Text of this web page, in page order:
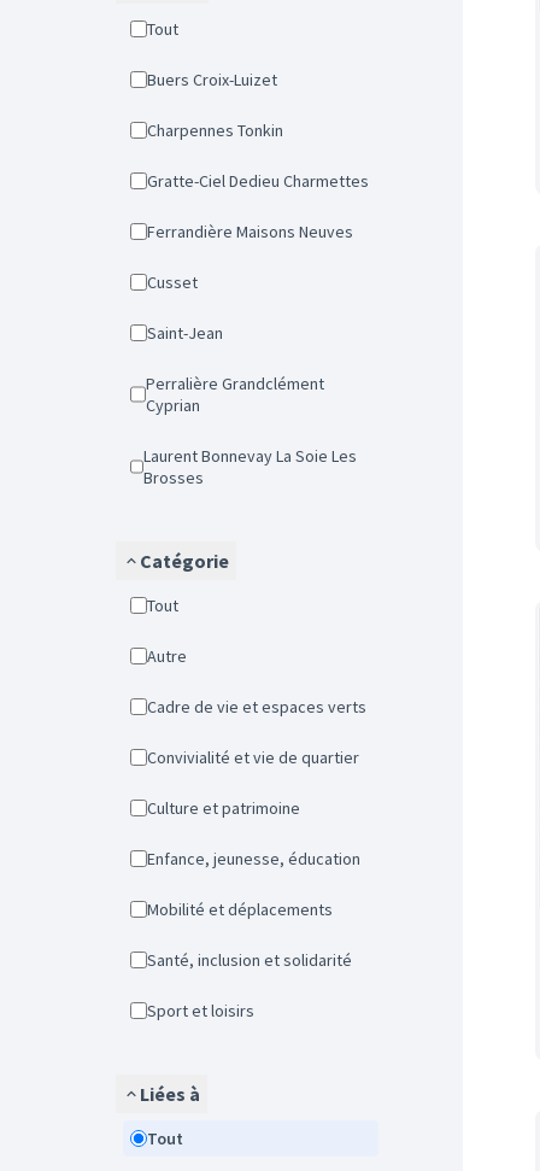
Tout
Buers Croix-Luizet
Charpennes Tonkin
Gratte-Ciel Dedieu Charmettes
Ferrandière Maisons Neuves
Cusset
Saint-Jean
Perralière Grandclément
Cyprian
Laurent Bonnevay La Soie Les
Brosses
Catégorie
Tout
Autre
Cadre de vie et espaces verts
Convivialité et vie de quartier
Culture et patrimoine
Enfance, jeunesse, éducation
Mobilité et déplacements
Santé, inclusion et solidarité
Sport et loisirs
Liées à
Tout